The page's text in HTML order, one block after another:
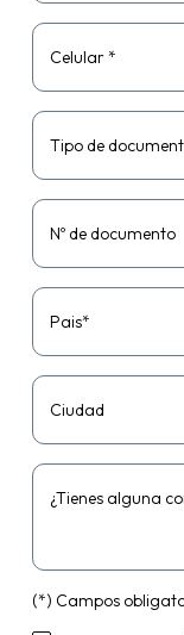
Celular *
Tipo de
Nº de documento
Pais*
Ciudad
¿Tienes alguna
(*) Campos